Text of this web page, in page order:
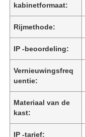
kabinetformaat:
Rijmethode:
IP -beoordeling:
Vernieuwingsfreq
uentie:
Materiaal van de
kast:
IP -tarief: